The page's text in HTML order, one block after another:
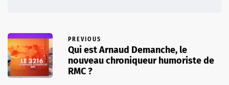
PREVIOUS
Qui est Arnaud Demanche, le
nouveau chroniqueur humoriste de
RMC ?